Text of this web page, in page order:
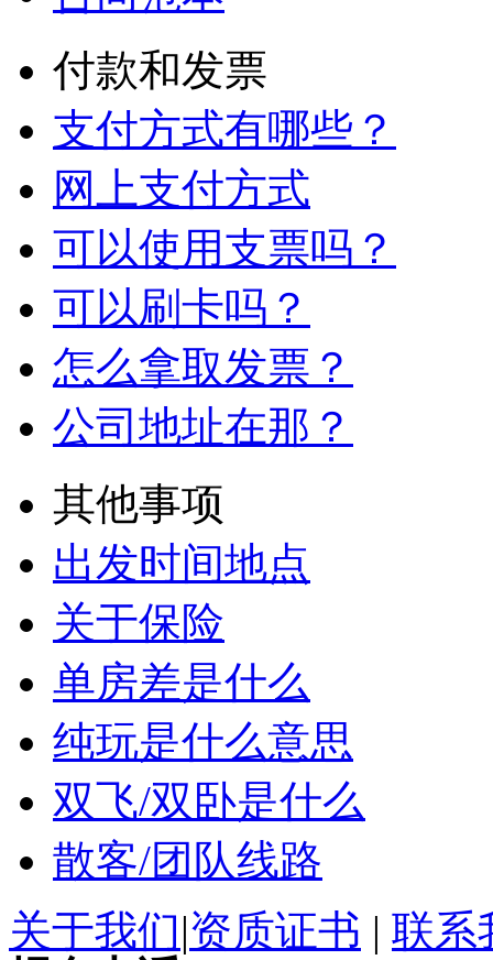
付款和发票
支付方式有哪些？
网上支付方式
可以使用支票吗？
可以刷卡吗？
怎么拿取发票？
公司地址在那？
其他事项
出发时间地点
关于保险
单房差是什么
纯玩是什么意思
双飞/双卧是什么
散客/团队线路
关于我们|资质证书 | 联系